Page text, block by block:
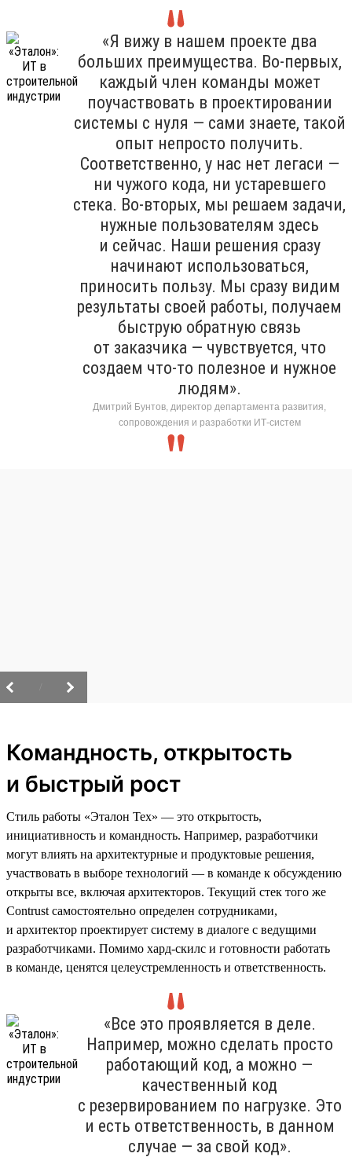
«Я вижу в нашем проекте два
больших преимущества. Во-первых,
каждый член команды может
поучаствовать в проектировании
системы с нуля — сами знаете, такой
опыт непросто получить.
Соответственно, у нас нет легаси —
ни чужого кода, ни устаревшего
стека. Во-вторых, мы решаем задачи,
нужные пользователям здесь
и сейчас. Наши решения сразу
начинают использоваться,
приносить пользу. Мы сразу видим
результаты своей работы, получаем
быструю обратную связь
от заказчика — чувствуется, что
создаем что-то полезное и нужное
людям».
Дмитрий Бунтов, директор департамента развития,
сопровождения и разработки ИТ-систем
Командность, открытость
и быстрый рост
Стиль работы «Эталон Тех» — это открытость,
инициативность и командность. Например, разработчики
могут влиять на архитектурные и продуктовые решения,
участвовать в выборе технологий — в команде к обсуждению
открыты все, включая архитекторов. Текущий стек того же
Contrust самостоятельно определен сотрудниками,
и архитектор проектирует систему в диалоге с ведущими
разработчиками. Помимо хард-скилс и готовности работать
в команде, ценятся целеустремленность и ответственность.
«Все это проявляется в деле.
Например, можно сделать просто
работающий код, а можно —
качественный код
с резервированием по нагрузке. Это
и есть ответственность, в данном
случае — за свой код».